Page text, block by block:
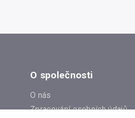
O společnosti
O nás
Zpracování osobních údajů